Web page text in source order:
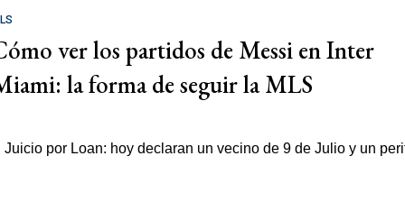
ver los partidos de Messi en Inter
la forma de seguir la MLS